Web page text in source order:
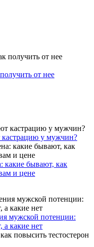
от нее
кастрацию у мужчин?
какие бывают, как
и цене
мужской потенции:
а какие нет